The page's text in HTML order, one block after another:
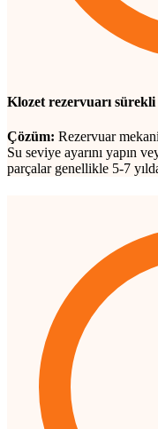
Klozet rezervuarı sürekli
Çözüm: Rezervuar
Su seviye ayarını yapın
parçalar genellikle 5-7